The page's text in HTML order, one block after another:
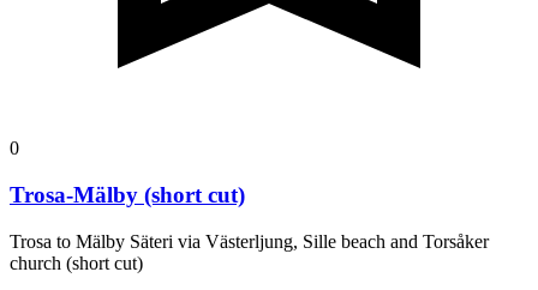
0
Trosa-Mälby (short cut)
Trosa to Mälby Säteri via Västerljung, Sille beach and Torsåker
church (short cut)